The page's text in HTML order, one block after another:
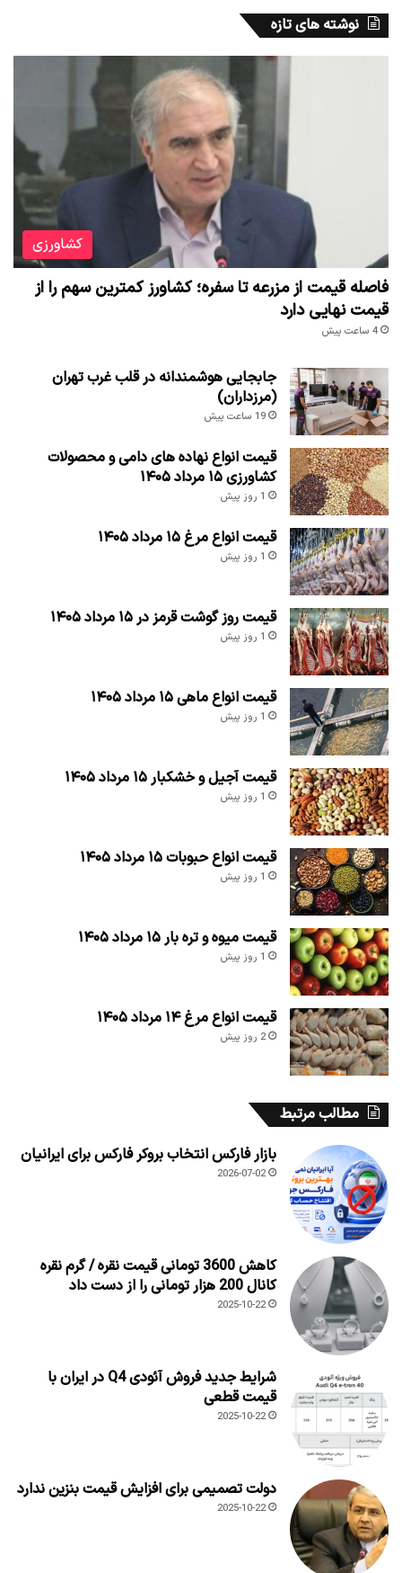
نوشته های تازه
کشاورزی
فاصله قیمت از مزرعه تا سفره؛ کشاورز کمترین سهم را از
قیمت نهایی دارد
4 ساعت پیش
جابجایی هوشمندانه در قلب غرب تهران
(مرزداران)
19 ساعت پیش
قیمت انواع نهاده های دامی و محصولات
کشاورزی ۱۵ مرداد ۱۴۰۵
1 روز پیش
قیمت انواع مرغ ۱۵ مرداد ۱۴۰۵
1 روز پیش
قیمت روز گوشت قرمز در ۱۵ مرداد ۱۴۰۵
1 روز پیش
قیمت انواع ماهی ۱۵ مرداد ۱۴۰۵
1 روز پیش
قیمت آجیل و خشکبار ۱۵ مرداد ۱۴۰۵
1 روز پیش
قیمت انواع حبوبات ۱۵ مرداد ۱۴۰۵
1 روز پیش
قیمت میوه و تره بار ۱۵ مرداد ۱۴۰۵
1 روز پیش
قیمت انواع مرغ ۱۴ مرداد ۱۴۰۵
2 روز پیش
مطالب مرتبط
بازار فارکس انتخاب بروکر فارکس برای ایرانیان
2026-07-02
کاهش 3600 تومانی قیمت نقره / گرم نقره
کانال 200 هزار تومانی را از دست داد
2025-10-22
شرایط جدید فروش آئودی Q4 در ایران با
قیمت قطعی
2025-10-22
دولت تصمیمی برای افزایش قیمت بنزین ندارد
2025-10-22